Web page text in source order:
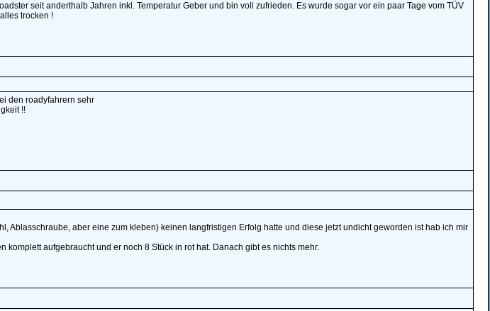
seit anderthalb Jahren inkl. Temperatur Geber und bin voll zufrieden. Es wurde sogar vor ein paar Tage vom TÜV
trocken !
den roadyfahrern sehr
!!
Ablasschraube, aber eine zum kleben) keinen langfristigen Erfolg hatte und diese jetzt undicht geworden ist hab ich mir
komplett aufgebraucht und er noch 8 Stück in rot hat. Danach gibt es nichts mehr.